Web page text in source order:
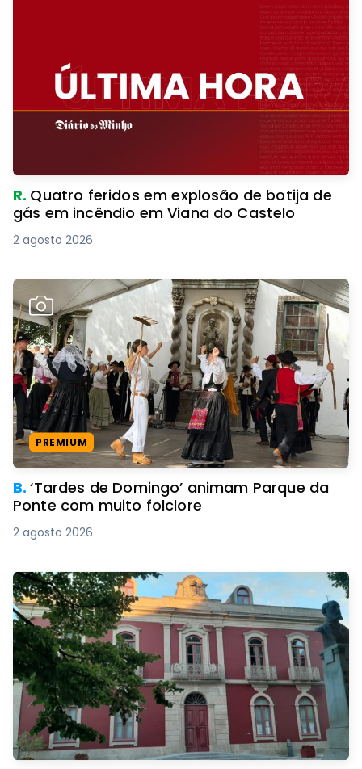
R. Quatro feridos em explosão de botija de
gás em incêndio em Viana do Castelo
2 agosto 2026
PREMIUM
B.‘Tardes de Domingo’ animam Parque da
Ponte com muito folclore
2 agosto 2026